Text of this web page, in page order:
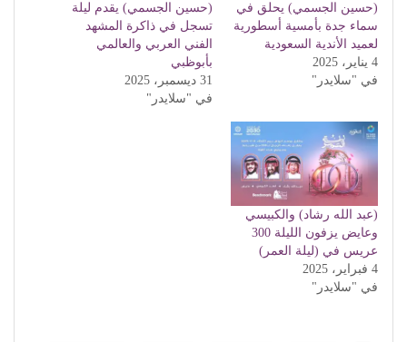
(حسين الجسمي) يحلق في
سماء جدة بأمسية أسطورية
لعميد الأندية السعودية
4 يناير، 2025
في "سلايدر"
(حسين الجسمي) يقدم ليلة
تسجل في ذاكرة المشهد
الفني العربي والعالمي
بأبوظبي
31 ديسمبر، 2025
في "سلايدر"
(عبد الله رشاد) والكبيسي
وعايض يزفون الليلة 300
عريس في (ليلة العمر)
4 فبراير، 2025
في "سلايدر"